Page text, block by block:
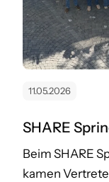
11.05.2026
SHARE
Beim SHARE
kamen